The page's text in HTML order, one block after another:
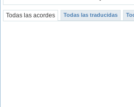
Todas las acordes Todas las traducidas